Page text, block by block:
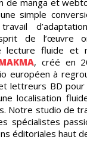
de manga et
simple
de l’œuvre
lecture fluide et
, créé en
européen à
lettreurs BD pour
localisation
Notre studio de
spécialistes
éditoriales haut